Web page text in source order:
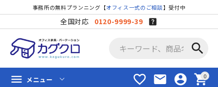
事務所の無料プランニング【オフィス一式のご相談】受付中
全国対応 0120-9999-39
search
favorite_border mail account_circle shopping_cart
menu メニュー